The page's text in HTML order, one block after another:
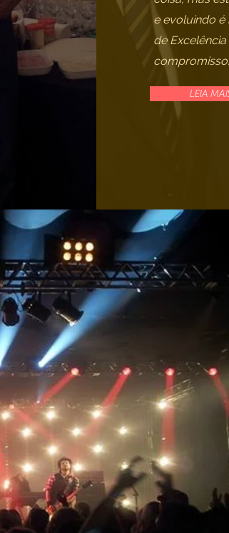
e evoluindo é
de
compromisso.
LEIA